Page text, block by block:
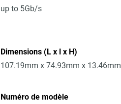
up to 5Gb/s
Dimensions (L x l x H)
107.19mm x 74.93mm x 13.46mm
Numéro de modèle